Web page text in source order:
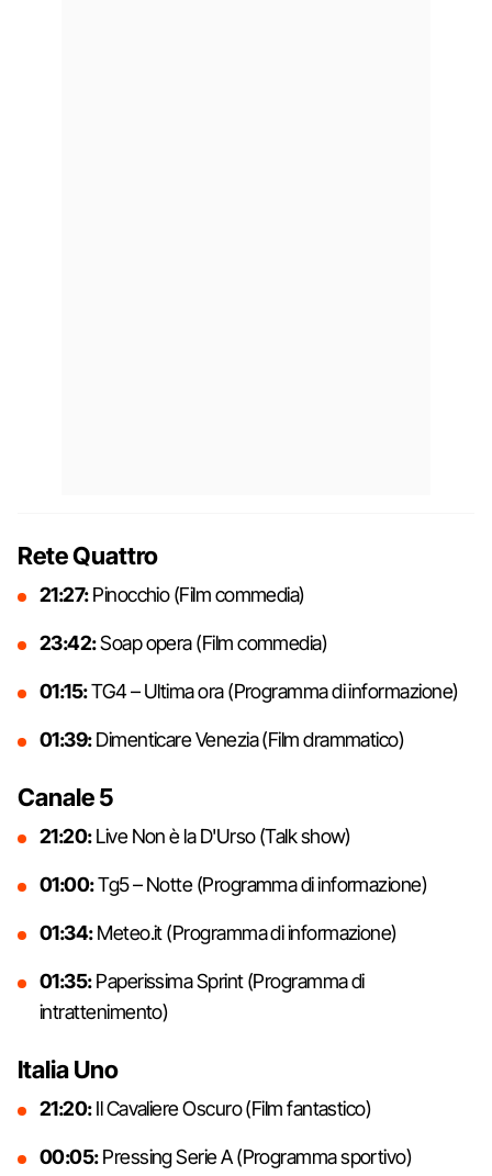
Rete Quattro
21:27:Pinocchio (Film commedia)
23:42:Soap opera (Film commedia)
01:15:TG4 – Ultima ora (Programma di informazione)
01:39:Dimenticare Venezia (Film drammatico)
Canale 5
21:20:Live Non è la D'Urso (Talk show)
01:00:Tg5 – Notte (Programma di informazione)
01:34:Meteo.it (Programma di informazione)
01:35:Paperissima Sprint (Programma di
intrattenimento)
Italia Uno
21:20:Il Cavaliere Oscuro (Film fantastico)
00:05:Pressing Serie A (Programma sportivo)